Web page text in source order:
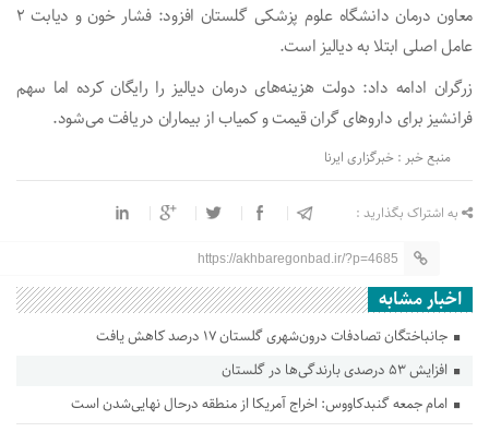
معاون درمان دانشگاه علوم پزشکی گلستان افزود: فشار خون و دیابت ۲
عامل اصلی ابتلا به دیالیز است.
زرگران ادامه داد: دولت هزینه‌های درمان دیالیز را رایگان کرده اما سهم
فرانشیز برای داروهای گران قیمت و کمیاب از بیماران دریافت می‌شود.
منبع خبر : خبرگزاری ایرنا
به اشتراک بگذارید :
https://akhbaregonbad.ir/?p=4685
اخبار مشابه
جانباختگان تصادفات درون‌شهری گلستان ۱۷ درصد کاهش یافت
افزایش ۵۳ درصدی بارندگی‌ها در گلستان
امام جمعه گنبدکاووس: اخراج آمریکا از منطقه درحال نهایی‌شدن است